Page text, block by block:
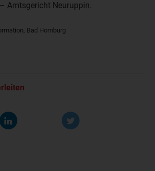
Amtsgericht Neuruppin.
Bad Homburg